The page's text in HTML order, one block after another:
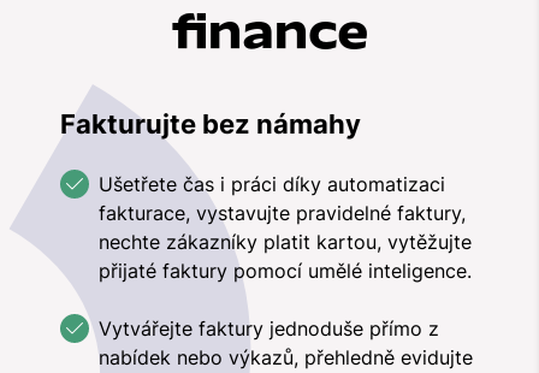
finance
Fakturujte bez námahy
Ušetřete čas i práci díky automatizaci
fakturace, vystavujte pravidelné faktury,
nechte zákazníky platit kartou, vytěžujte
přijaté faktury pomocí umělé inteligence.
Vytvářejte faktury jednoduše přímo z
nabídek nebo výkazů, přehledně evidujte